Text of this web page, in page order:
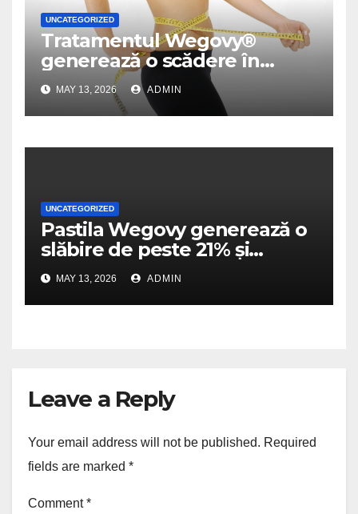
UNCATEGORIZED
Tratamentul Wegovy®
generează o scădere în
greutate de până la 22,6% la
femei în perioada
menopauzei și reduce la
MAY 13, 2026 ADMIN
UNCATEGORIZED
Pastila Wegovy generează o
slăbire de peste 21% și
dublează scorurile de
îmbunătățire a mobilității
fizice
MAY 13, 2026 ADMIN
Leave a Reply
Your email address will not be published. Required
fields are marked *
Comment*